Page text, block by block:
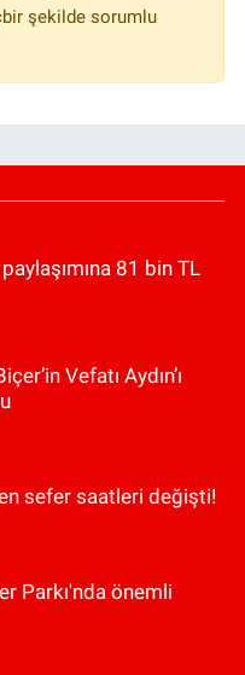
şekilde sorumlu
81 bin TL
Vefatı Aydın’ı
sefer saatleri değişti!
Parkı'nda önemli